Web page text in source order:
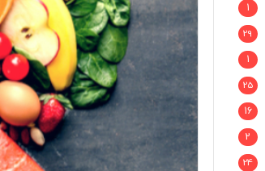
1
29
1
25
16
2
24